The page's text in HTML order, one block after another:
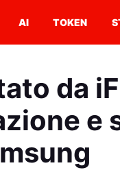
AI TOKEN
da
e